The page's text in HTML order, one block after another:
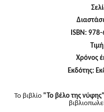
ISBN:
Χρόνος
Εκδότης:
Το βιβλίο "Το βέλο της νύφης"